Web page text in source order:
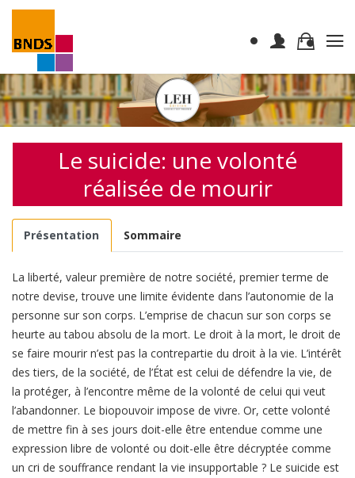
Le suicide: une volonté
réalisée de mourir
Présentation Sommaire
La liberté, valeur première de notre société, premier terme de
notre devise, trouve une limite évidente dans l’autonomie de la
personne sur son corps. L’emprise de chacun sur son corps se
heurte au tabou absolu de la mort. Le droit à la mort, le droit de
se faire mourir n’est pas la contrepartie du droit à la vie. L’intérêt
des tiers, de la société, de l’État est celui de défendre la vie, de
la protéger, à l’encontre même de la volonté de celui qui veut
l’abandonner. Le biopouvoir impose de vivre. Or, cette volonté
de mettre fin à ses jours doit-elle être entendue comme une
expression libre de volonté ou doit-elle être décryptée comme
un cri de souffrance rendant la vie insupportable ? Le suicide est